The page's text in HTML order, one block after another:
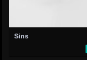
Sins